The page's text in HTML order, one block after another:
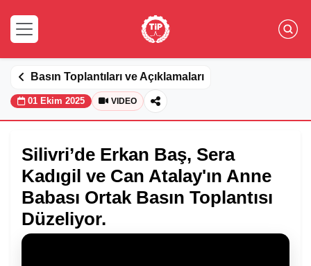
Basın Toplantıları ve Açıklamaları
01 Ekim 2025 VIDEO
Silivri’de Erkan Baş, Sera
Kadıgil ve Can Atalay'ın Anne
Babası Ortak Basın Toplantısı
Düzeliyor.